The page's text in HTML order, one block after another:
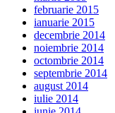
februarie 2015
ianuarie 2015
decembrie 2014
noiembrie 2014
octombrie 2014
septembrie 2014
august 2014
iulie 2014